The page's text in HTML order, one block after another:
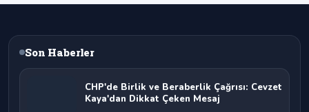
Son Haberler
CHP'de Birlik ve Beraberlik Çağrısı: Cevzet
Kaya'dan Dikkat Çeken Mesaj